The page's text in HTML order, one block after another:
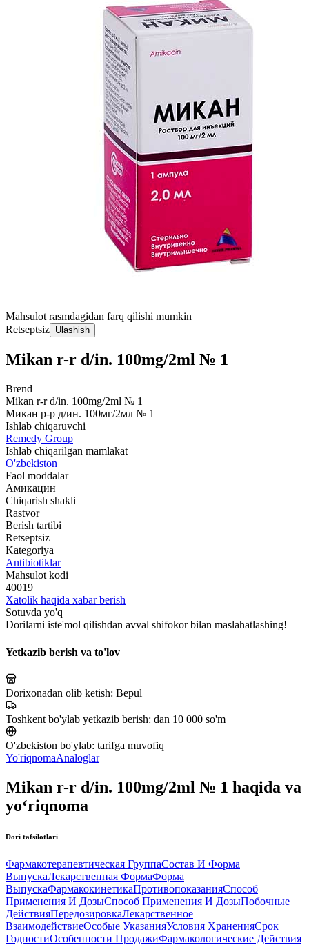
Mahsulot rasmdagidan farq qilishi mumkin
Retseptsiz Ulashish
Mikan r-r d/in. 100mg/2ml № 1
Brend
Mikan r-r d/in. 100mg/2ml № 1
Микан р-р д/ин. 100мг/2мл № 1
Ishlab chiqaruvchi
Remedy Group
Ishlab chiqarilgan mamlakat
O'zbekiston
Faol moddalar
Амикацин
Chiqarish shakli
Rastvor
Berish tartibi
Retseptsiz
Kategoriya
Antibiotiklar
Mahsulot kodi
40019
Xatolik haqida xabar berish
Sotuvda yo'q
Dorilarni iste'mol qilishdan avval shifokor bilan maslahatlashing!
Yetkazib berish va to'lov
Dorixonadan olib ketish: Bepul
Toshkent bo'ylab yetkazib berish: dan 10 000 so'm
O'zbekiston bo'ylab: tarifga muvofiq
Yo'riqnomaAnaloglar
Mikan r-r d/in. 100mg/2ml № 1 haqida va
yo‘riqnoma
Dori tafsilotlari
Фармакотерапевтическая ГруппаСостав И Форма
ВыпускаЛекарственная ФормаФорма
ВыпускаФармакокинетикаПротивопоказанияСпособ
Применения И ДозыСпособ Применения И ДозыПобочные
ДействияПередозировкаЛекарственное
ВзаимодействиеОсобые УказанияУсловия ХраненияСрок
ГодностиОсобенности ПродажиФармакологические Действия